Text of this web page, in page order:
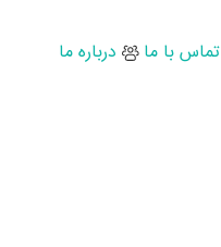
تماس با ما درباره ما